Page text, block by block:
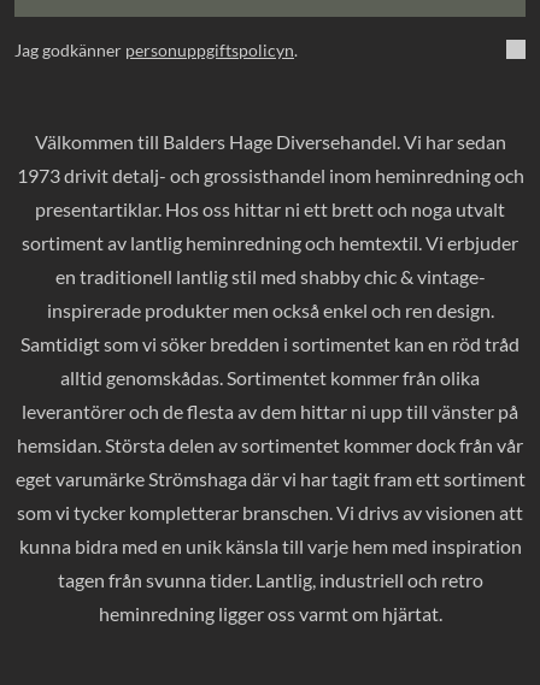
Jag godkänner personuppgiftspolicyn.
Välkommen till Balders Hage Diversehandel. Vi har sedan
1973 drivit detalj- och grossisthandel inom heminredning och
presentartiklar. Hos oss hittar ni ett brett och noga utvalt
sortiment av lantlig heminredning och hemtextil. Vi erbjuder
en traditionell lantlig stil med shabby chic & vintage-
inspirerade produkter men också enkel och ren design.
Samtidigt som vi söker bredden i sortimentet kan en röd tråd
alltid genomskådas. Sortimentet kommer från olika
leverantörer och de flesta av dem hittar ni upp till vänster på
hemsidan. Största delen av sortimentet kommer dock från vår
eget varumärke Strömshaga där vi har tagit fram ett sortiment
som vi tycker kompletterar branschen. Vi drivs av visionen att
kunna bidra med en unik känsla till varje hem med inspiration
tagen från svunna tider. Lantlig, industriell och retro
heminredning ligger oss varmt om hjärtat.